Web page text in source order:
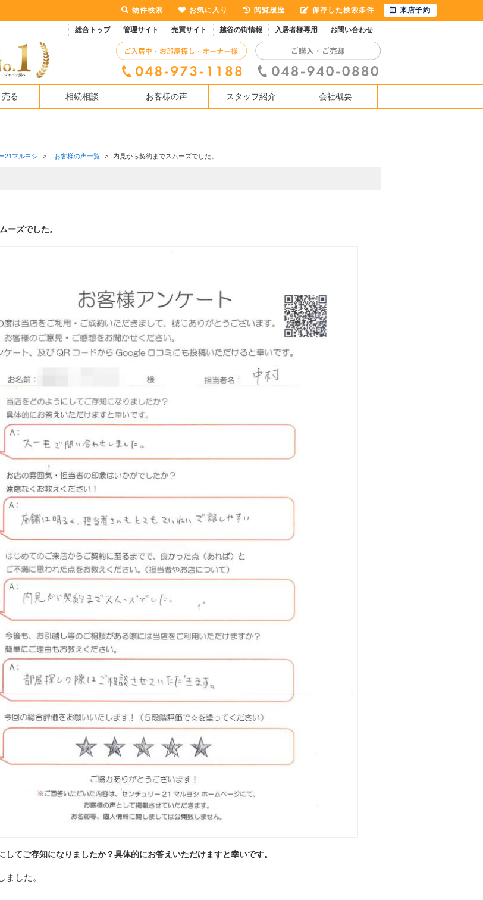
総合トップ 管理サイト 売買サイト 越谷の街情報 入居者様専用 お問い合わせ
る 相続相談 お客様の声 スタッフ紹介 会社概要
21マルヨシ > お客様の声一覧 > 内見から契約までスムーズでした。
ーズでした。
してご存知になりましたか？具体的にお答えいただけますと幸いです。
ました。
物件検索 お気に入り 閲覧履歴 保存した検索条件 来店予約